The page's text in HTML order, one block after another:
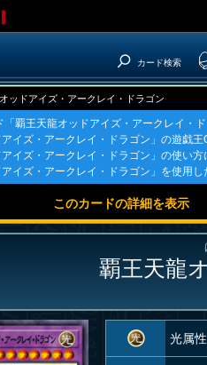
カード検索
ッドアイズ・アークレイ・ドラゴン
覇王天龍オッドアイズ・アークレイ・
アイズ・アークレイ・ドラゴン」の遊戯
アイズ・アークレイ・ドラゴン」の使い方
アイズ・アークレイ・ドラゴン」を使用
このカードの詳細を表示
覇王天龍
光属性